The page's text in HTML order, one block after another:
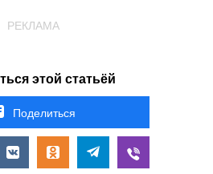
РЕКЛАМА
этой статьёй
Поделиться